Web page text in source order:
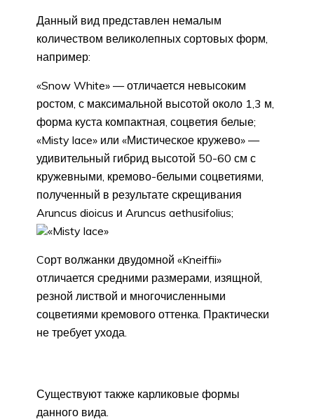
Данный вид представлен немалым
количеством великолепных сортовых форм,
например:
«Snow White» — отличается невысоким
ростом, с максимальной высотой около 1,3 м,
форма куста компактная, соцветия белые;
«Misty lace» или «Мистическое кружево» —
удивительный гибрид высотой 50-60 см с
кружевными, кремово-белыми соцветиями,
полученный в результате скрещивания
Aruncus dioicus и Aruncus aethusifolius;
«Misty lace»
Cорт волжанки двудомной «Kneiffii»
отличается средними размерами, изящной,
резной листвой и многочисленными
соцветиями кремового оттенка. Практически
не требует ухода.
Существуют также карликовые формы
данного вида.